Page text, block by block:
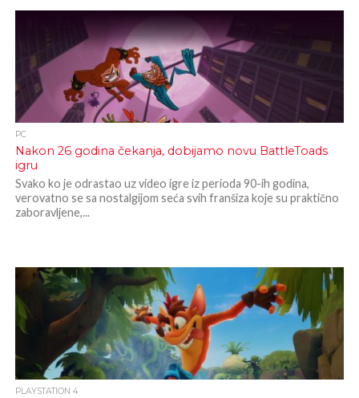
PC
Nakon 26 godina čekanja, dobijamo novu BattleToads
igru
Svako ko je odrastao uz video igre iz perioda 90-ih godina,
verovatno se sa nostalgijom seća svih franšiza koje su praktično
zaboravljene,...
PLAYSTATION 4